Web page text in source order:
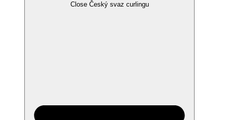
Close Český svaz curlingu